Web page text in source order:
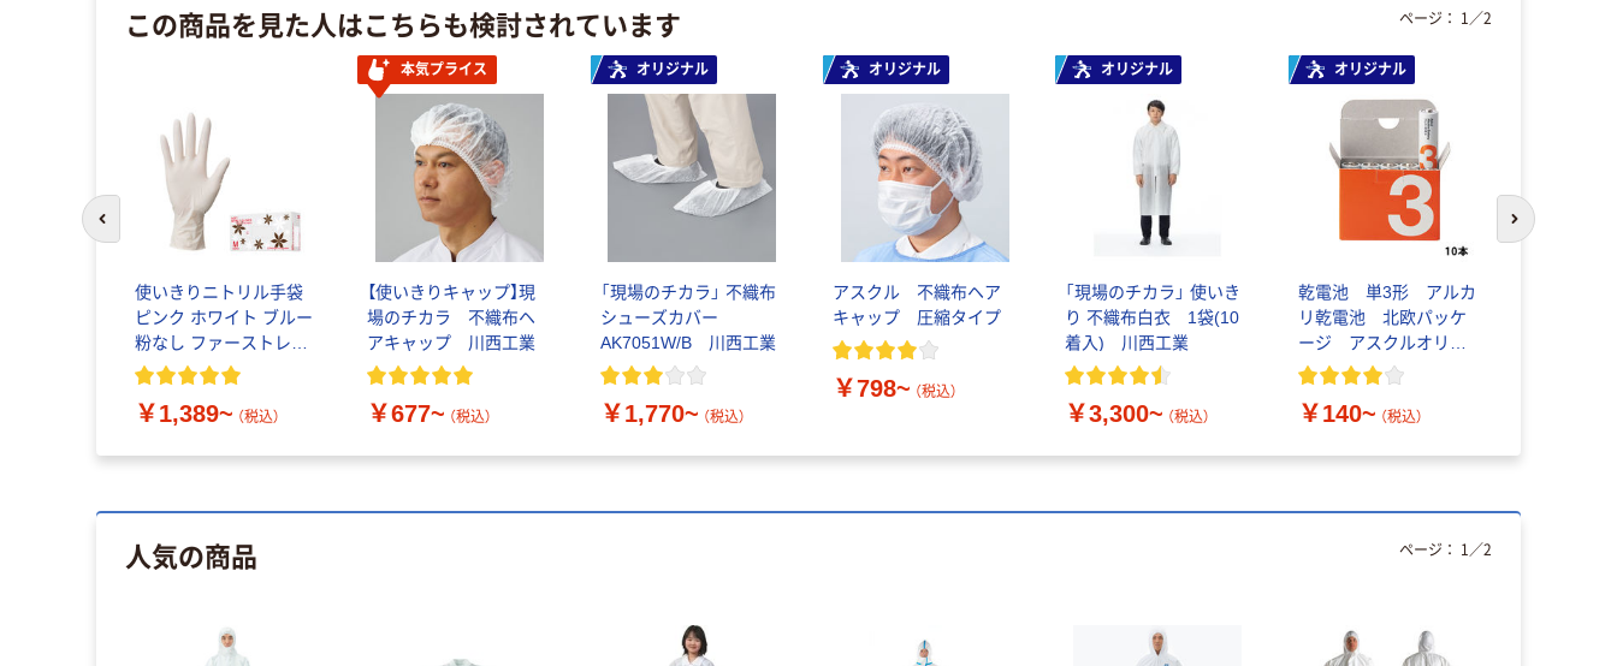
この商品を見た人はこちらも検討されています
使いきりニトリル手袋
ピンク ホワイト ブルー
粉なし ファーストレイ
ト
￥1,389~ （税込）
本気プライス
【使いきりキャップ】現
場のチカラ 不織布ヘ
アキャップ 川西工業
￥677~ （税込）
オリジナル
「現場のチカラ」 不織布
シューズカバー
AK7051W/B 川西工業
￥1,770~ （税込）
オリジナル
アスクル 不織布ヘア
キャップ 圧縮タイプ
￥798~ （税込）
オリジナル
「現場のチカラ」 使いき
り 不織布白衣 1袋(10
着入) 川西工業
￥3,300~ （税込）
オリジナル
乾電池 単3形 アルカ
リ乾電池 北欧パッケ
ージ アスクルオリジ
ナル
￥140~ （税込）
ページ： 1 ／2
前のスライドへ 次のスライド
人気の商品 ページ： 1 ／2